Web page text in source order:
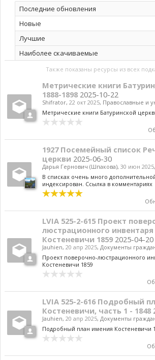
Последние обновления
Новые
Лучшие
Наиболее скачиваемые
Также показаны ресурсы из всех
Метрические книги
1888-1898 2025-10-22
Shifrator, 22 окт 2025, Православные и
Метрические книги Батуринской
1927 Посемейный список
церкви 2025-06-30
Дарья Гернович (Шпакова), 30 июн 2025,
В списках очень много
индексирован. Ссылка в комментариях
LVIA 525-2-615 Проект
люстрационного
Костеневичи 1859 2025-04-20
Jauhien, 20 апр 2025, Документы
Проект поверочно-люстрационного
Костеневичи 1859
LVIA 525-2-616 Подробный
Костеневичи, часть 1 - 1848
Jauhien, 20 апр 2025, Документы
Подробный план имения Костеневичи